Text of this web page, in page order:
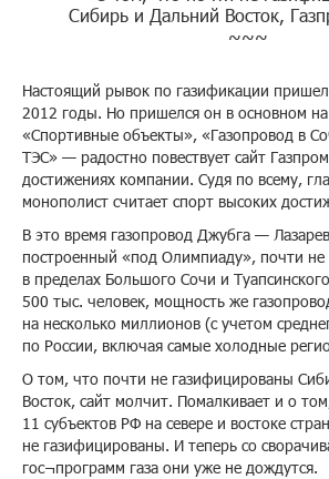
Сибирь и Дальний Восток,
~~~
Настоящий рывок по газификации
2012 годы. Но пришелся он в основном
«Спортивные объекты», «Газопровод в
ТЭС» — радостно повествует сайт
достижениях компании. Судя по всему,
монополист считает спорт высоких
В это время газопровод Джубга —
построенный «под Олимпиаду», почти
в пределах Большого Сочи и
500 тыс. человек, мощность же
на несколько миллионов (с учетом
по России, включая самые холодные
О том, что почти не газифицированы
Восток, сайт молчит. Помалкивает и о
11 субъектов РФ на севере и востоке
не газифицированы. И теперь со
гос¬программ газа они уже не дождутся.